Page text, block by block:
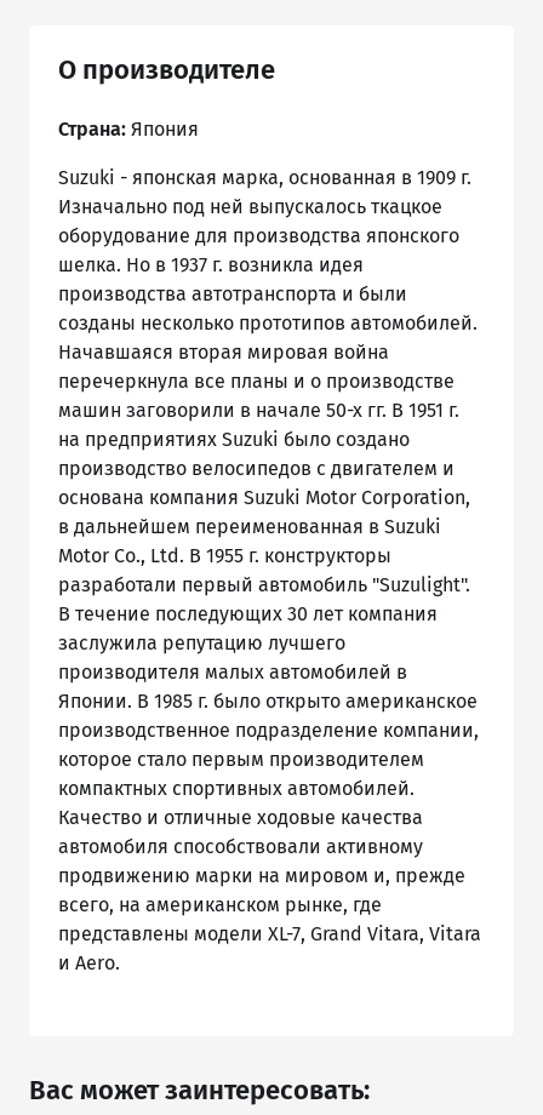
О производителе
Страна: Япония
Suzuki - японская марка, основанная в 1909 г.
Изначально под ней выпускалось ткацкое
оборудование для производства японского
шелка. Но в 1937 г. возникла идея
производства автотранспорта и были
созданы несколько прототипов автомобилей.
Начавшаяся вторая мировая война
перечеркнула все планы и о производстве
машин заговорили в начале 50-х гг. В 1951 г.
на предприятиях Suzuki было создано
производство велосипедов с двигателем и
основана компания Suzuki Motor Corporation,
в дальнейшем переименованная в Suzuki
Motor Co., Ltd. В 1955 г. конструкторы
разработали первый автомобиль "Suzulight".
В течение последующих 30 лет компания
заслужила репутацию лучшего
производителя малых автомобилей в
Японии. В 1985 г. было открыто американское
производственное подразделение компании,
которое стало первым производителем
компактных спортивных автомобилей.
Качество и отличные ходовые качества
автомобиля способствовали активному
продвижению марки на мировом и, прежде
всего, на американском рынке, где
представлены модели XL-7, Grand Vitara, Vitara
и Aero.
Вас может заинтересовать: